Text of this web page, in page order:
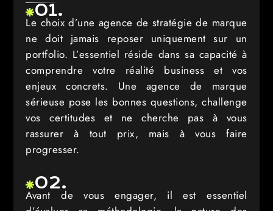
01.
Le choix d’une agence de stratégie de marque
ne doit jamais reposer uniquement sur un
portfolio. L’essentiel réside dans sa capacité à
comprendre votre réalité business et vos
enjeux concrets. Une agence de marque
sérieuse pose les bonnes questions, challenge
vos certitudes et ne cherche pas à vous
rassurer à tout prix, mais à vous faire
progresser.
02.
Avant de vous engager, il est essentiel